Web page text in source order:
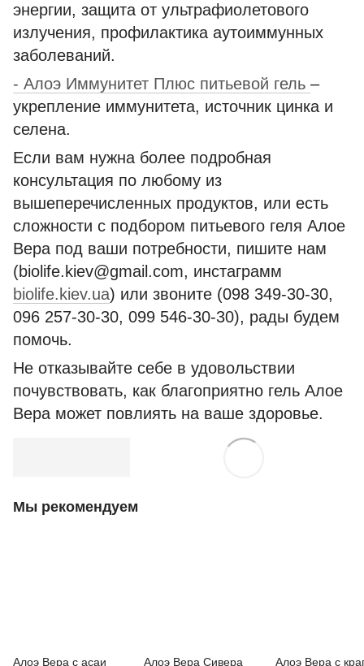
энергии, защита от ультрафиолетового
излучения, профилактика аутоиммунных
заболеваний.
- Алоэ Иммунитет Плюс питьевой гель –
укрепление иммунитета, источник цинка и
селена.
Если вам нужна более подробная
консультация по любому из
вышеперечисленных продуктов, или есть
сложности с подбором питьевого геля Алое
Вера под ваши потребности, пишите нам
(biolife.kiev@gmail.com, инстаграмм
biolife.kiev.ua) или звоните (098 349-30-30,
096 257-30-30, 099 546-30-30), рады будем
помочь.
Не отказывайте себе в удовольствии
почувствовать, как благоприятно гель Алое
Вера может повлиять на ваше здоровье.
Мы рекомендуем
Алоэ Вера с асаи
Алоэ Вера Сивера
Алоэ Вера с